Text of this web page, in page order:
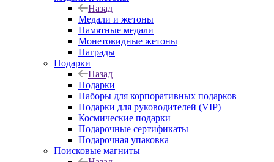
Назад
Медали и жетоны
Памятные медали
Монетовидные жетоны
Награды
Подарки
Назад
Подарки
Наборы для корпоративных подарков
Подарки для руководителей (VIP)
Космические подарки
Подарочные сертификаты
Подарочная упаковка
Поисковые магниты